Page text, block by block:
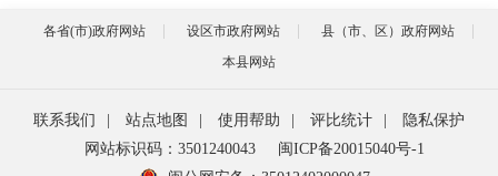
各省(市)政府网站 设区市政府网站
县（市、区）政府网站
本县网站
联系我们 站点地图 使用帮助 评比统计
隐私保护
网站标识码：3501240043
闽ICP备20015040号-1